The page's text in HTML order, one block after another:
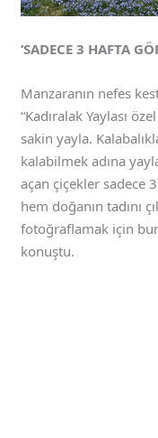
‘SADECE 3 HAFTA
Manzaranın nefes
“Kadıralak Yaylası
sakin yayla.
kalabilmek adına
açan çiçekler sadece
hem doğanın tadını
fotoğraflamak için
konuştu.